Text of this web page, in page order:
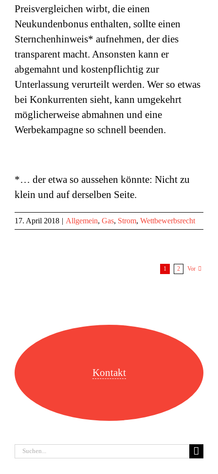
Preisvergleichen wirbt, die einen
Neukundenbonus enthalten, sollte einen
Sternchenhinweis* aufnehmen, der dies
transparent macht. Ansonsten kann er
abgemahnt und kostenpflichtig zur
Unterlassung verurteilt werden. Wer so etwas
bei Konkurrenten sieht, kann umgekehrt
möglicherweise abmahnen und eine
Werbekampagne so schnell beenden.
*… der etwa so aussehen könnte: Nicht zu
klein und auf derselben Seite.
17. April 2018 | Allgemein, Gas, Strom, Wettbewerbsrecht
1 2 Vor
Kontakt
Suche